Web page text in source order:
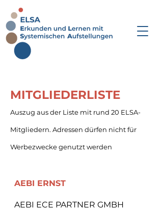
MITGLIEDERLISTE
Auszug aus der Liste mit rund 20 ELSA-
Mitgliedern. Adressen dürfen nicht für
Werbezwecke genutzt werden
AEBI ERNST
AEBI ECE PARTNER GMBH